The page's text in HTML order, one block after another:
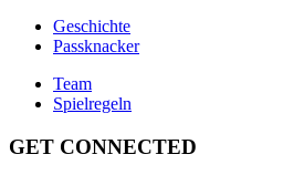
Geschichte
Passknacker
Team
Spielregeln
GET CONNECTED